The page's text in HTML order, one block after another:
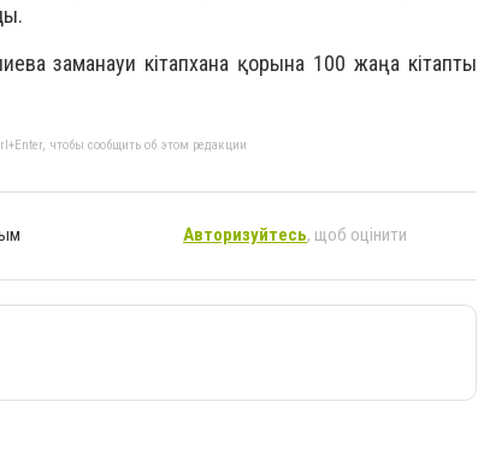
заманауи кітапхана қорына 100 жаңа кітапты
чтобы сообщить об этом редакции
Авторизуйтесь, щоб оцінити